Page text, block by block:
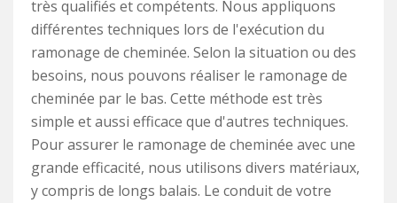
très qualifiés et compétents. Nous appliquons
différentes techniques lors de l'exécution du
ramonage de cheminée. Selon la situation ou des
besoins, nous pouvons réaliser le ramonage de
cheminée par le bas. Cette méthode est très
simple et aussi efficace que d'autres techniques.
Pour assurer le ramonage de cheminée avec une
grande efficacité, nous utilisons divers matériaux,
y compris de longs balais. Le conduit de votre